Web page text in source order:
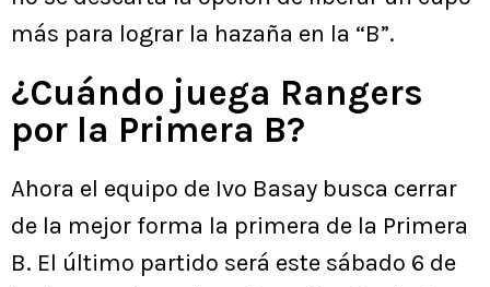
más para lograr la hazaña en la “B”.
¿Cuándo juega Rangers
por la Primera B?
Ahora el equipo de Ivo Basay busca cerrar
de la mejor forma la primera de la Primera
B. El último partido será este sábado 6 de